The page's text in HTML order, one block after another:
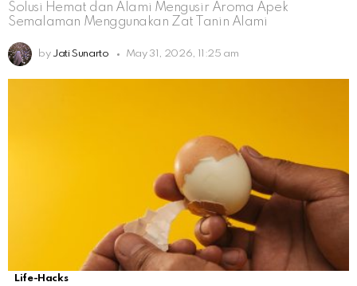
Solusi Hemat dan Alami Mengusir Aroma Apek
Semalaman Menggunakan Zat Tanin Alami
by Jati Sunarto May 31, 2026, 11:25 am
Life-Hacks